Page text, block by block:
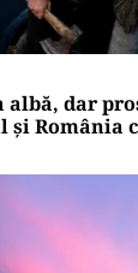
dar
și România